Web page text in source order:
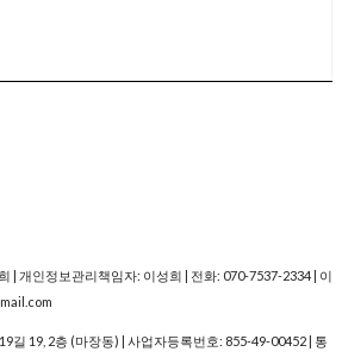
| 개인정보관리책임자: 이성희 | 전화: 070-7537-2334 | 이
길 19, 2층 (마장동) | 사업자등록번호: 855-49-00452 | 통